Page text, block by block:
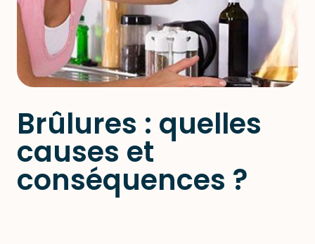
Brûlures : quelles
causes et
conséquences ?